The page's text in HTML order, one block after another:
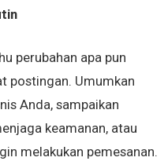
perubahan apa pun
postingan. Umumkan
Anda, sampaikan
keamanan, atau
melakukan pemesanan.